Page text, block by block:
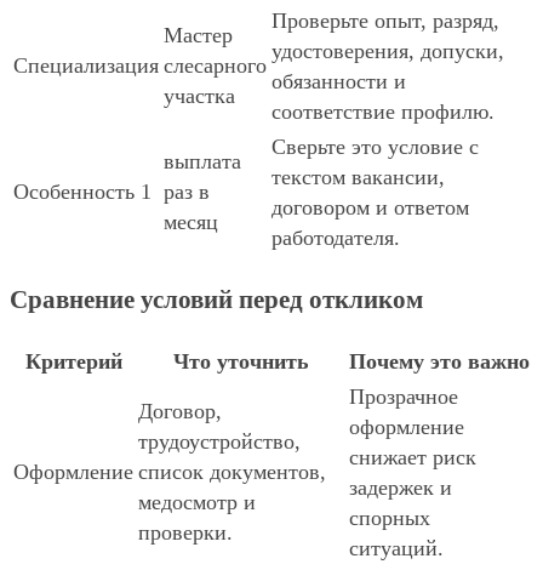
Специализация
Мастер
слесарного
участка
Проверьте опыт, разряд,
удостоверения, допуски,
обязанности и
соответствие профилю.
Особенность 1
выплата
раз в
месяц
Сверьте это условие с
текстом вакансии,
договором и ответом
работодателя.
Сравнение условий перед откликом
Критерий Что уточнить Почему это важно
Оформление
Договор,
трудоустройство,
список документов,
медосмотр и
проверки.
Прозрачное
оформление
снижает риск
задержек и
спорных
ситуаций.